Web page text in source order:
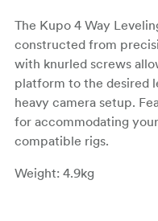
The Kupo 4 Way
constructed from
with knurled screws
platform to the desired
heavy camera setup.
for accommodating
compatible rigs.
Weight: 4.9kg